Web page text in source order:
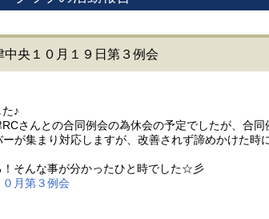
央１０月１９日第３例会
♪
さんとの合同例会の為休会の予定でしたが、合
が集まり対応しますが、改善されず諦めかけた
そんな事が分かったひと時でした☆彡
０月第３例会